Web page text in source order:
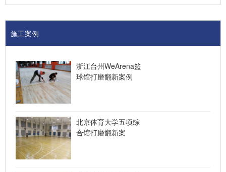
施工案例
浙江台州WeArena篮
球馆打磨翻新案例
北京体育大学五项综
合馆打磨翻新案